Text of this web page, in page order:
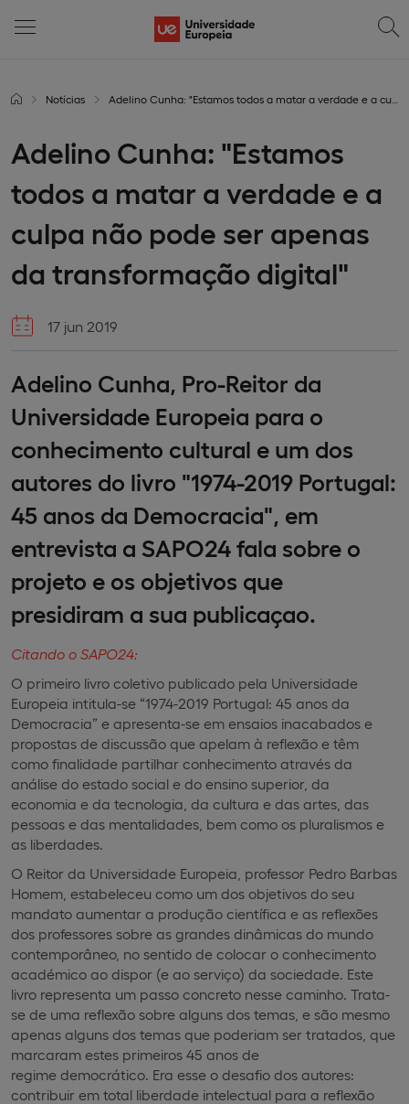
Notícias Adelino Cunha: "Estamos todos a matar a verdade e a culpa não pode ser apenas da transformação digital"
Adelino Cunha: "Estamos
todos a matar a verdade e a
culpa não pode ser apenas
da transformação digital"
17 jun 2019
Adelino Cunha, Pro-Reitor da
Universidade Europeia para o
conhecimento cultural e um dos
autores do livro "1974-2019 Portugal:
45 anos da Democracia", em
entrevista a SAPO24 fala sobre o
projeto e os objetivos que
presidiram a sua publicaçao.
Citando o SAPO24:
O primeiro livro coletivo publicado pela Universidade
Europeia intitula-se “1974-2019 Portugal: 45 anos da
Democracia” e apresenta-se em ensaios inacabados e
propostas de discussão que apelam à reflexão e têm
como finalidade partilhar conhecimento através da
análise do estado social e do ensino superior, da
economia e da tecnologia, da cultura e das artes, das
pessoas e das mentalidades, bem como os pluralismos e
as liberdades.
O Reitor da Universidade Europeia, professor Pedro Barbas
Homem, estabeleceu como um dos objetivos do seu
mandato aumentar a produção científica e as reflexões
dos professores sobre as grandes dinâmicas do mundo
contemporâneo, no sentido de colocar o conhecimento
académico ao dispor (e ao serviço) da sociedade. Este
livro representa um passo concreto nesse caminho. Trata-
se de uma reflexão sobre alguns dos temas, e são mesmo
apenas alguns dos temas que poderiam ser tratados, que
marcaram estes primeiros 45 anos de
regime democrático. Era esse o desafio dos autores:
contribuir em total liberdade intelectual para a reflexão